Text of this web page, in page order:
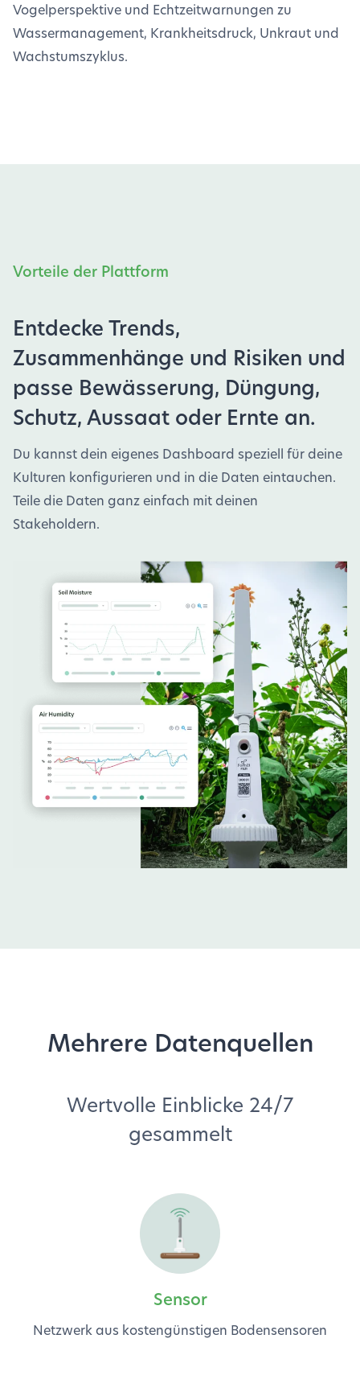
Vogelperspektive und Echtzeitwarnungen zu
Wassermanagement, Krankheitsdruck, Unkraut und
Wachstumszyklus.
Vorteile der Plattform
Entdecke Trends,
Zusammenhänge und Risiken und
passe Bewässerung, Düngung,
Schutz, Aussaat oder Ernte an.
Du kannst dein eigenes Dashboard speziell für deine
Kulturen konfigurieren und in die Daten eintauchen.
Teile die Daten ganz einfach mit deinen
Stakeholdern.
Mehrere Datenquellen
Wertvolle Einblicke 24/7
gesammelt
Sensor
Netzwerk aus kostengünstigen Bodensensoren